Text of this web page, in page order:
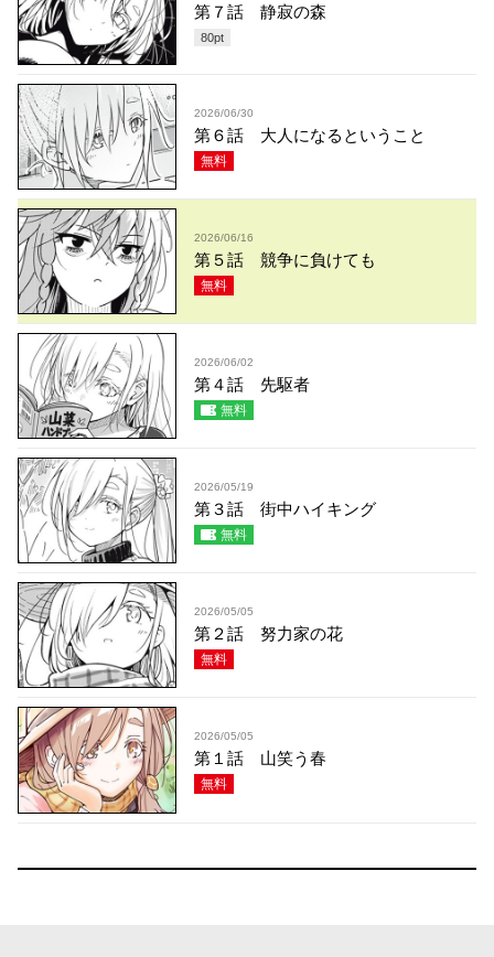
第７話 静寂の森
80pt
2026/06/30
第６話 大人になるということ
無料
2026/06/16
第５話 競争に負けても
無料
2026/06/02
第４話 先駆者
無料
2026/05/19
第３話 街中ハイキング
無料
2026/05/05
第２話 努力家の花
無料
2026/05/05
第１話 山笑う春
無料